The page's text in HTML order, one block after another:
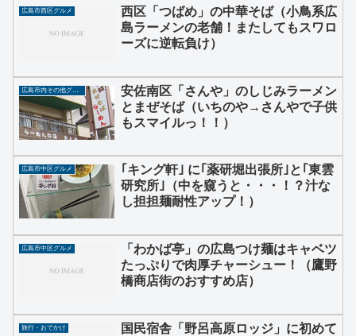
広島市西区グルメ
西区「つばめ」の中華そば（小鳥系広
島ラーメンの老舗！またしてもスワロ
ーズに逆転負け）
安佐南区「さんや」のしじみラーメン
とまぜそば（いちのや→さんやで子供
もスマイルっ！！）
広島市中区グルメ
｢キング軒｣ に｢薬研堀出張所｣と｢東雲
研究所｣（中を窺うと・・・！？汁な
し担担麺耐性アップ！）
広島市中区グルメ
「わかば亭」の広島つけ麺はキャベツ
たっぷりで肉厚チャーシュー！（鷹野
橋商店街のおすすめ店）
旅行・おでかけ
国民宿舎「野呂高原ロッジ」に初めて